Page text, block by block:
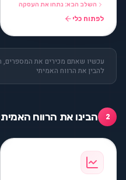
השלב הבא: נתחו את העסקה
לפתוח כלי
עכשיו שאתם מכירים את המספרים,
להבין את הרווח האמיתי
2 הבינו את הרווח